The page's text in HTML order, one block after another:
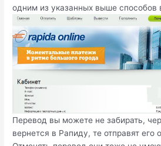
одним из указанных выше способов
Перевод вы можете не забирать,
вернется в Рапиду, те отправят его